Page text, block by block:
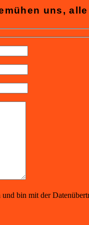
uns,
und bin mit der